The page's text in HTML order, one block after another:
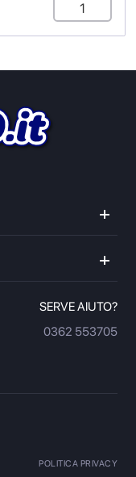
SERVE AIUTO?
0362 553705
POLITICA PRIVACY